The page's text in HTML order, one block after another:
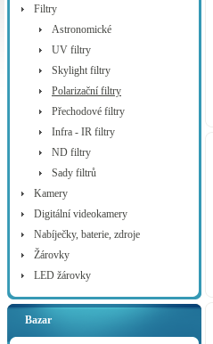
Filtry
Astronomické
UV filtry
Skylight filtry
Polarizační filtry
Přechodové filtry
Infra - IR filtry
ND filtry
Sady filtrů
Kamery
Digitální videokamery
Nabíječky, baterie, zdroje
Žárovky
LED žárovky
Bazar